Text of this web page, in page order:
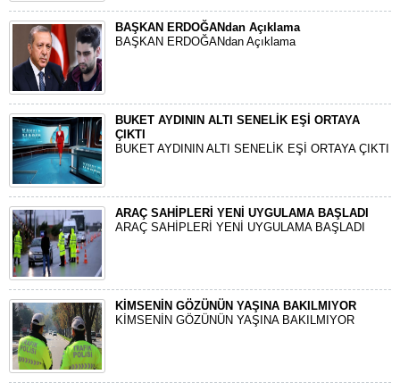
BAŞKAN ERDOĞANdan Açıklama
BAŞKAN ERDOĞANdan Açıklama
BUKET AYDININ ALTI SENELİK EŞİ ORTAYA
ÇIKTI
BUKET AYDININ ALTI SENELİK EŞİ ORTAYA ÇIKTI
ARAÇ SAHİPLERİ YENİ UYGULAMA BAŞLADI
ARAÇ SAHİPLERİ YENİ UYGULAMA BAŞLADI
KİMSENİN GÖZÜNÜN YAŞINA BAKILMIYOR
KİMSENİN GÖZÜNÜN YAŞINA BAKILMIYOR